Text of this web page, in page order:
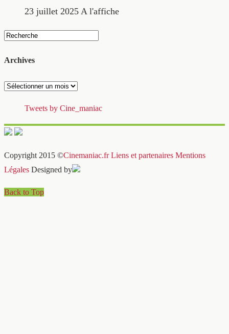
23 juillet 2025 A l'affiche
Archives
Archives
Tweets by Cine_maniac
Copyright 2015 ©Cinemaniac.fr Liens et partenaires Mentions
Légales Designed by
Back to Top